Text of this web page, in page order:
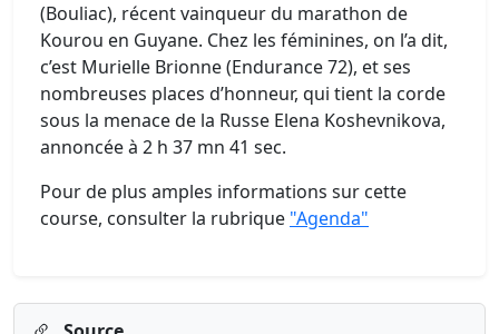
(Bouliac), récent vainqueur du marathon de
Kourou en Guyane. Chez les féminines, on l’a dit,
c’est Murielle Brionne (Endurance 72), et ses
nombreuses places d’honneur, qui tient la corde
sous la menace de la Russe Elena Koshevnikova,
annoncée à 2 h 37 mn 41 sec.
Pour de plus amples informations sur cette
course, consulter la rubrique "Agenda"